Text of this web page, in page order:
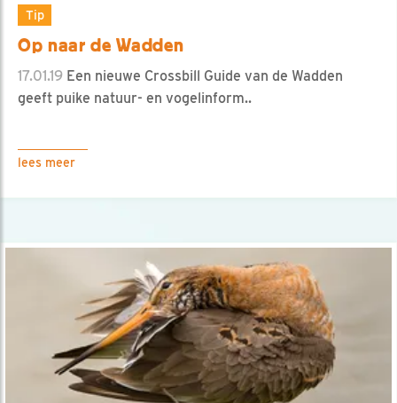
Tip
Op naar de Wadden
17.01.19 Een nieuwe Crossbill Guide van de Wadden
geeft puike natuur- en vogelinform..
lees meer